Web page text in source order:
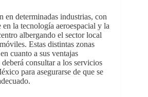
en determinadas industrias, con
en la tecnología aeroespacial y la
albergando el sector local
Estas distintas zonas
cuanto a sus ventajas
consultar a los servicios
para asegurarse de que se